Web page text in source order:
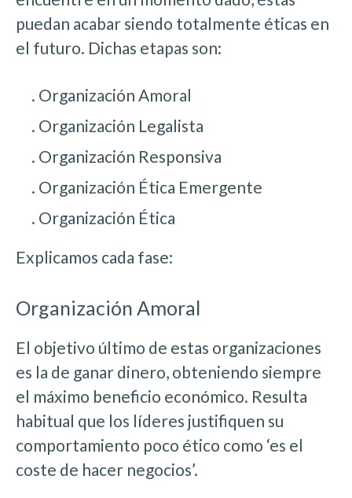
puedan acabar siendo totalmente éticas en
el futuro. Dichas etapas son:
. Organización Amoral
. Organización Legalista
. Organización Responsiva
. Organización Ética Emergente
. Organización Ética
Explicamos cada fase:
Organización Amoral
El objetivo último de estas organizaciones
es la de ganar dinero, obteniendo siempre
el máximo beneficio económico. Resulta
habitual que los líderes justifiquen su
comportamiento poco ético como ‘es el
coste de hacer negocios’.